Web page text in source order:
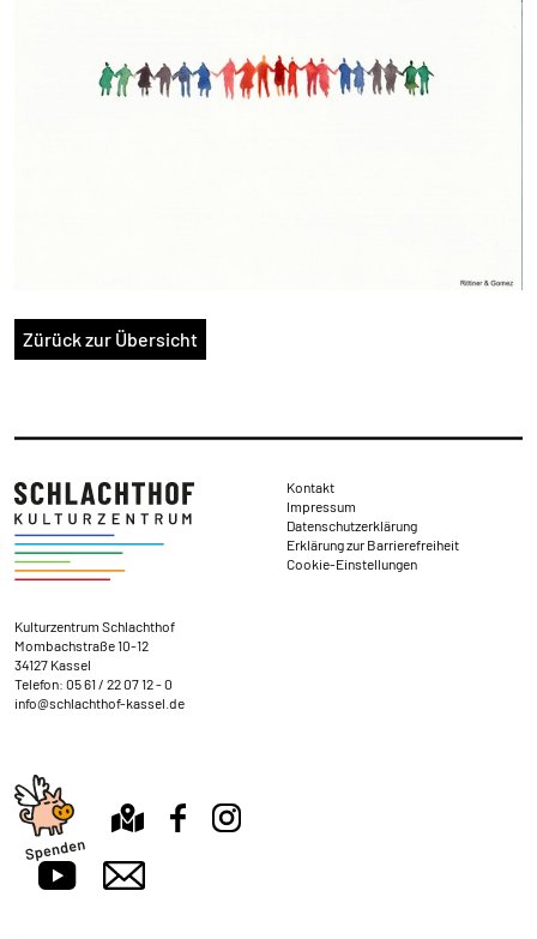
Zürück zur Übersicht
Kontakt und Anschrift
Kulturzentrum Schlachthof
Mombachstraße 10-12
34127 Kassel
Telefon: 05 61 / 22 07 12 - 0
info@schlachthof-kassel.de
Rechtliches
Kontakt
Impressum
Datenschutzerklärung
Erklärung zur Barrierefreiheit
Cookie-Einstellungen